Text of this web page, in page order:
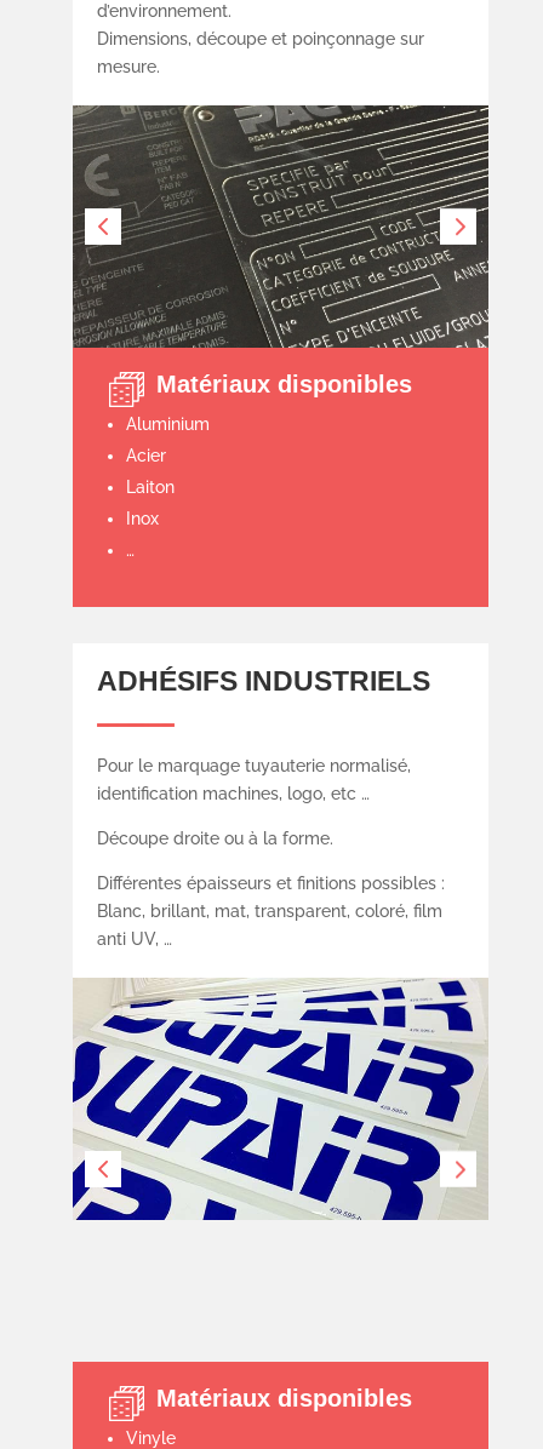
d’environnement.
Dimensions, découpe et poinçonnage sur
mesure.
Matériaux disponibles
Aluminium
Acier
Laiton
Inox
…
ADHÉSIFS INDUSTRIELS
Pour le marquage tuyauterie normalisé,
identification machines, logo, etc …
Découpe droite ou à la forme.
Différentes épaisseurs et finitions possibles :
Blanc, brillant, mat, transparent, coloré, film
anti UV, …
Matériaux disponibles
Vinyle